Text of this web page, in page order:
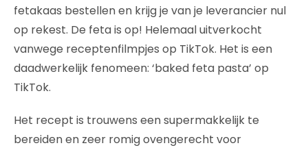
fetakaas bestellen en krijg je van je leverancier nul
op rekest. De feta is op! Helemaal uitverkocht
vanwege receptenfilmpjes op TikTok. Het is een
daadwerkelijk fenomeen: ‘baked feta pasta’ op
TikTok.
Het recept is trouwens een supermakkelijk te
bereiden en zeer romig ovengerecht voor